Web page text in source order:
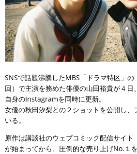
SNSで話題沸騰したMBS「ドラマ特区」
回）で主演を務めた俳優の山田裕貴が４日
自身のInstagramを同時に更新。
女優の秋田汐梨との２ショットを公開し、
いる。
原作は講談社のウェブコミック配信サイト
が始まってから、圧倒的な売り上げNo.１